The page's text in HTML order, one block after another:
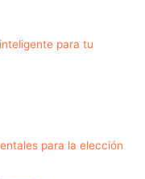
para tu
para la elección